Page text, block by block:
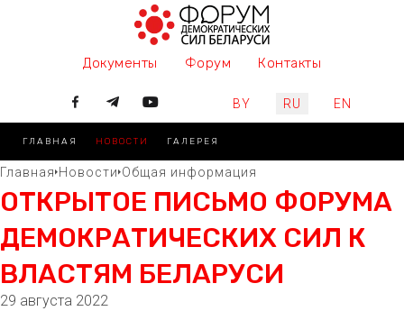
Документы Форум Контакты
Выберите язык
BY RU EN
ГЛАВНАЯ НОВОСТИ ГАЛЕРЕЯ
Главная Новости Общая информация
ОТКРЫТОЕ ПИСЬМО ФОРУМА
ДЕМОКРАТИЧЕСКИХ СИЛ К
ВЛАСТЯМ БЕЛАРУСИ
29 августа 2022